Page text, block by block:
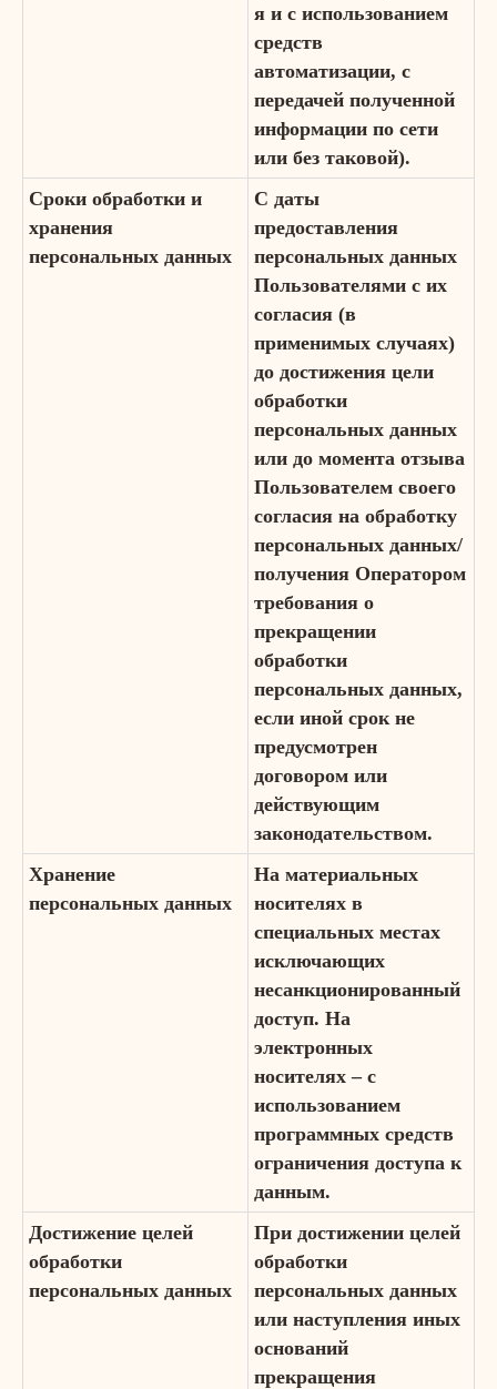
я и с использованием
средств
автоматизации, с
передачей полученной
информации по сети
или без таковой).
Сроки обработки и
хранения
персональных данных
С даты
предоставления
персональных данных
Пользователями с их
согласия (в
применимых случаях)
до достижения цели
обработки
персональных данных
или до момента отзыва
Пользователем своего
согласия на обработку
персональных данных/
получения Оператором
требования о
прекращении
обработки
персональных данных,
если иной срок не
предусмотрен
договором или
действующим
законодательством.
Хранение
персональных данных
На материальных
носителях в
специальных местах
исключающих
несанкционированный
доступ. На
электронных
носителях – с
использованием
программных средств
ограничения доступа к
данным.
Достижение целей
обработки
персональных данных
При достижении целей
обработки
персональных данных
или наступления иных
оснований
прекращения